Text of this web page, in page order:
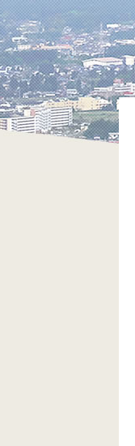
S
k
i
p
t
o
c